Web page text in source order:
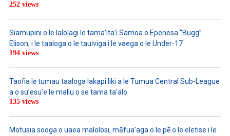
252 views
Siamupini o le lalolagi le tama’ita’i Samoa o Epenesa “Bugg”
Elison, i le taaloga o le tauiviga i le vaega o le Under-17
194 views
Taofia lē tumau taaloga lakapi liki a le Tumua Central Sub-League
a o su’esu’e le maliu o se tama ta’alo
135 views
Motusia sooga o uaea malolosi, māfua’aga o le pē o le eletise i le